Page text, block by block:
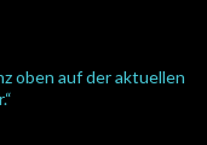
oben auf der aktuellen